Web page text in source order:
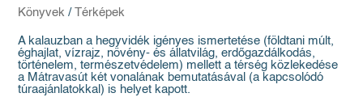
Könyvek / Térképek
A kalauzban a hegyvidék igényes ismertetése (földtani múlt,
éghajlat, vízrajz, növény- és állatvilág, erdőgazdálkodás,
történelem, természetvédelem) mellett a térség közlekedése
a Mátravasút két vonalának bemutatásával (a kapcsolódó
túraajánlatokkal) is helyet kapott.